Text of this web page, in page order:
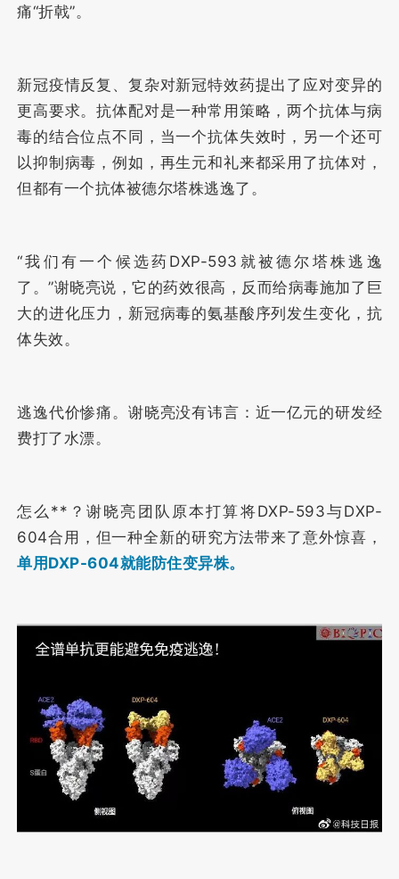
痛“折戟”。
新冠疫情反复、复杂对新冠特效药提出了应对变异的
更高要求。抗体配对是一种常用策略，两个抗体与病
毒的结合位点不同，当一个抗体失效时，另一个还可
以抑制病毒，例如，再生元和礼来都采用了抗体对，
但都有一个抗体被德尔塔株逃逸了。
“我们有一个候选药DXP-593就被德尔塔株逃逸
了。”谢晓亮说，它的药效很高，反而给病毒施加了巨
大的进化压力，新冠病毒的氨基酸序列发生变化，抗
体失效。
逃逸代价惨痛。谢晓亮没有讳言：近一亿元的研发经
费打了水漂。
怎么**？谢晓亮团队原本打算将DXP-593与DXP-
604合用，但一种全新的研究方法带来了意外惊喜，
单用DXP-604就能防住变异株。